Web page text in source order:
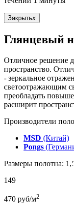
Закрытьx
Глянцевый
Отличное решение
пространство.
- зеркальное
светоотражающим
преобладать
расширит
Производители
MSD (Китай)
Pongs
Размеры полотна:
149
470 руб/м2